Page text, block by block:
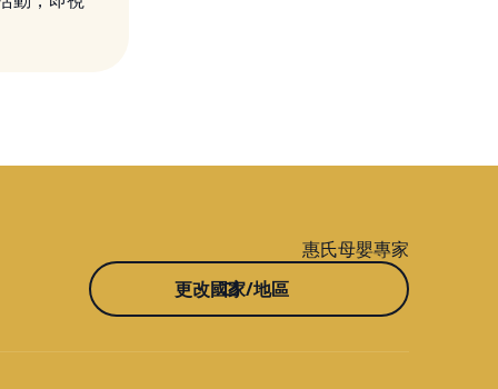
惠氏母嬰專家
更改國家/地區